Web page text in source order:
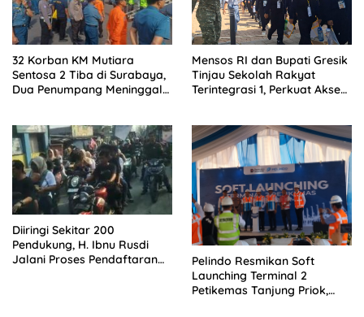
32 Korban KM Mutiara
Sentosa 2 Tiba di Surabaya,
Dua Penumpang Meninggal
Mensos RI dan Bupati Gresik
Tinjau Sekolah Rakyat
Terintegrasi 1, Perkuat Akses
Diiringi Sekitar 200
Pendukung, H. Ibnu Rusdi
Jalani Proses Pendaftaran
Pelindo Resmikan Soft
Launching Terminal 2
Petikemas Tanjung Priok,